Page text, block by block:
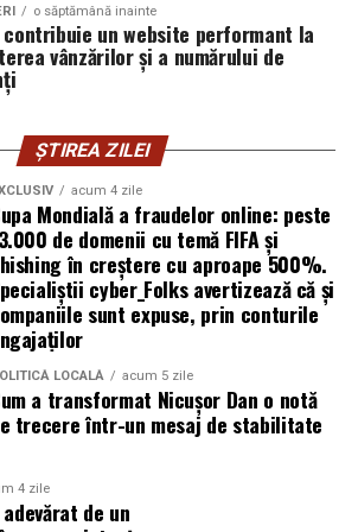
și de FBI, care a inclus în
lună amenințările asociate
s-au concentrat în principal
orașelor gazdă, însă
că firmele pot fi afectate
nu au nicio legătură directă cu
turismului sau vânzarea de bilete.
eficiente în contextul
asociate evenimentelor
de interesul public ridicat, de
și de teama utilizatorilor că ar putea
o săptămână inainte
contribuie un website performant la
vânzărilor și a numărului de
ȘTIREA ZILEI
acum 4 zile
Mondială a fraudelor online: peste
de domenii cu temă FIFA și
în creștere cu aproape 500%.
cyber_Folks avertizează că și
sunt expuse, prin conturile
LOCALĂ acum 5 zile
a transformat Nicușor Dan o notă
trecere într-un mesaj de stabilitate
4 zile
de un